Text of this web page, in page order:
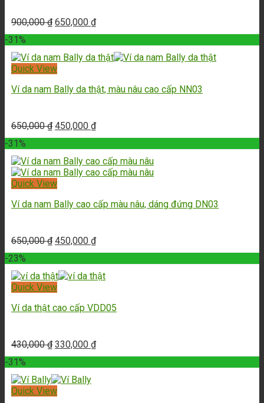
900,000₫ 650,000 ₫
-31%
Quick View
Ví da nam Bally da thật, màu nâu cao cấp NN03
650,000₫ 450,000 ₫
-31%
Quick View
Ví da nam Bally cao cấp màu nâu, dáng đứng DN03
650,000₫ 450,000 ₫
-23%
Quick View
Ví da thật cao cấp VDD05
430,000₫ 330,000 ₫
-31%
Quick View